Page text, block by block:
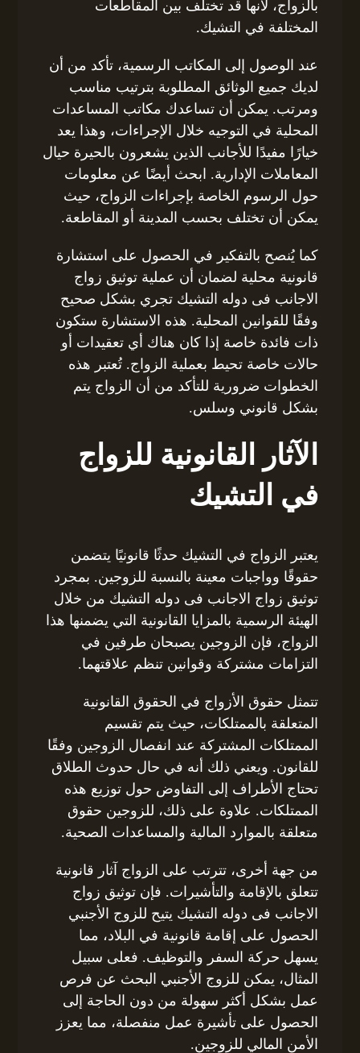
بالزواج، لأنها قد تختلف بين المقاطعات
المختلفة في التشيك.
عند الوصول إلى المكاتب الرسمية، تأكد من أن
لديك جميع الوثائق المطلوبة بترتيب مناسب
ومرتب. يمكن أن تساعدك مكاتب المساعدات
المحلية في التوجيه خلال الإجراءات، وهذا يعد
خيارًا مفيدًا للأجانب الذين يشعرون بالحيرة حيال
المعاملات الإدارية. ابحث أيضًا عن معلومات
حول الرسوم الخاصة بإجراءات الزواج، حيث
يمكن أن تختلف بحسب المدينة أو المقاطعة.
كما يُنصح بالتفكير في الحصول على استشارة
قانونية محلية لضمان أن عملية توثيق زواج
الاجانب فى دوله التشيك تجري بشكل صحيح
وفقًا للقوانين المحلية. هذه الاستشارة ستكون
ذات فائدة خاصة إذا كان هناك أي تعقيدات أو
حالات خاصة تحيط بعملية الزواج. تُعتبر هذه
الخطوات ضرورية للتأكد من أن الزواج يتم
بشكل قانوني وسلس.
الآثار القانونية للزواج
في التشيك
يعتبر الزواج في التشيك حدثًا قانونيًا يتضمن
حقوقًا وواجبات معينة بالنسبة للزوجين. بمجرد
توثيق زواج الاجانب فى دوله التشيك من خلال
الهيئة الرسمية بالمزايا القانونية التي يضمنها هذا
الزواج، فإن الزوجين يصبحان طرفين في
التزامات مشتركة وقوانين تنظم علاقتهما.
تتمثل حقوق الأزواج في الحقوق القانونية
المتعلقة بالممتلكات، حيث يتم تقسيم
الممتلكات المشتركة عند انفصال الزوجين وفقًا
للقانون. ويعني ذلك أنه في حال حدوث الطلاق
تحتاج الأطراف إلى التفاوض حول توزيع هذه
الممتلكات. علاوة على ذلك، للزوجين حقوق
متعلقة بالموارد المالية والمساعدات الصحية.
من جهة أخرى، تترتب على الزواج آثار قانونية
تتعلق بالإقامة والتأشيرات. فإن توثيق زواج
الاجانب فى دوله التشيك يتيح للزوج الأجنبي
الحصول على إقامة قانونية في البلاد، مما
يسهل حركة السفر والتوظيف. فعلى سبيل
المثال، يمكن للزوج الأجنبي البحث عن فرص
عمل بشكل أكثر سهولة من دون الحاجة إلى
الحصول على تأشيرة عمل منفصلة، مما يعزز
الأمن المالي للزوجين.